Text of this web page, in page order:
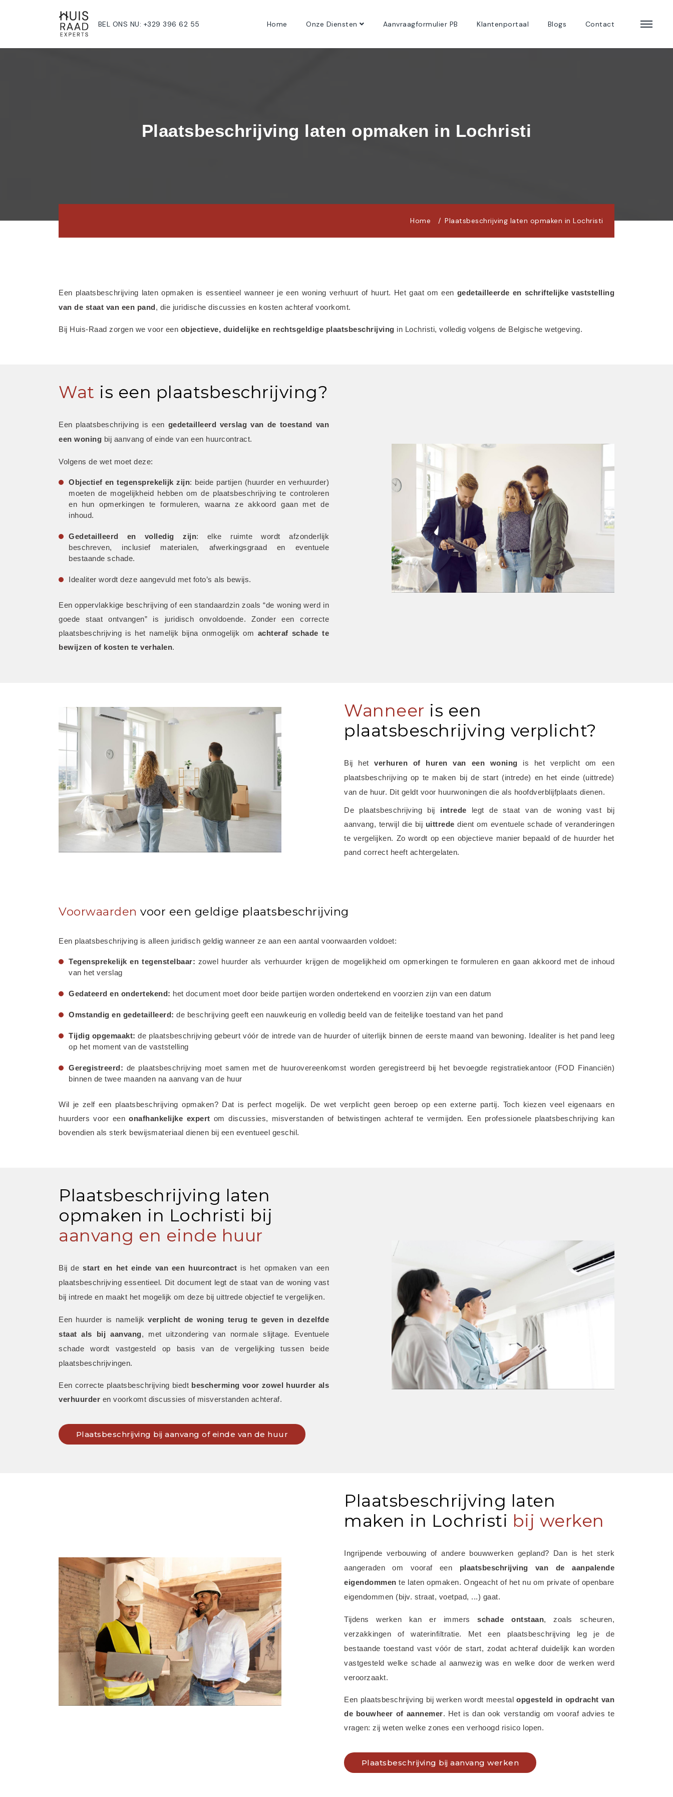
BEL ONS NU: +329 396 62 55 Home Onze Diensten Aanvraagformulier PB Klantenportaal Blogs Contact
Plaatsbeschrijving laten opmaken in Lochristi
Home Plaatsbeschrijving laten opmaken in Lochristi
Een plaatsbeschrijving laten opmaken is essentieel wanneer je een woning verhuurt of huurt. Het gaat om een gedetailleerde en schriftelijke vaststelling
van de staat van een pand , die juridische discussies en kosten achteraf voorkomt.
Bij Huis-Raad zorgen we voor een objectieve, duidelijke en rechtsgeldige plaatsbeschrijving in Lochristi, volledig volgens de Belgische wetgeving.
Wat is een plaatsbeschrijving?
Een plaatsbeschrijving is een gedetailleerd verslag van de toestand van
een woning bij aanvang of einde van een huurcontract.
Volgens de wet moet deze:
Objectief en tegensprekelijk zijn: beide partijen (huurder en verhuurder)
moeten de mogelijkheid hebben om de plaatsbeschrijving te controleren
en hun opmerkingen te formuleren, waarna ze akkoord gaan met de
inhoud.
Gedetailleerd en volledig zijn: elke ruimte wordt afzonderlijk
beschreven, inclusief materialen, afwerkingsgraad en eventuele
bestaande schade.
Idealiter wordt deze aangevuld met foto’s als bewijs.
Een oppervlakkige beschrijving of een standaardzin zoals “de woning werd in
goede staat ontvangen” is juridisch onvoldoende. Zonder een correcte
plaatsbeschrijving is het namelijk bijna onmogelijk om achteraf schade te
bewijzen of kosten te verhalen.
Wanneer is een
plaatsbeschrijving verplicht?
Bij het verhuren of huren van een woning is het verplicht om een
plaatsbeschrijving op te maken bij de start (intrede) en het einde (uittrede)
van de huur. Dit geldt voor huurwoningen die als hoofdverblijfplaats dienen.
De plaatsbeschrijving bij intrede legt de staat van de woning vast bij
aanvang, terwijl die bij uittrede dient om eventuele schade of veranderingen
te vergelijken. Zo wordt op een objectieve manier bepaald of de huurder het
pand correct heeft achtergelaten.
Voorwaarden voor een geldige plaatsbeschrijving
Een plaatsbeschrijving is alleen juridisch geldig wanneer ze aan een aantal voorwaarden voldoet:
Tegensprekelijk en tegenstelbaar: zowel huurder als verhuurder krijgen de mogelijkheid om opmerkingen te formuleren en gaan akkoord met de inhoud
van het verslag
Gedateerd en ondertekend: het document moet door beide partijen worden ondertekend en voorzien zijn van een datum
Omstandig en gedetailleerd: de beschrijving geeft een nauwkeurig en volledig beeld van de feitelijke toestand van het pand
Tijdig opgemaakt: de plaatsbeschrijving gebeurt vóór de intrede van de huurder of uiterlijk binnen de eerste maand van bewoning. Idealiter is het pand leeg
op het moment van de vaststelling
Geregistreerd: de plaatsbeschrijving moet samen met de huurovereenkomst worden geregistreerd bij het bevoegde registratiekantoor (FOD Financiën)
binnen de twee maanden na aanvang van de huur
Wil je zelf een plaatsbeschrijving opmaken? Dat is perfect mogelijk. De wet verplicht geen beroep op een externe partij. Toch kiezen veel eigenaars en
huurders voor een onafhankelijke expert om discussies, misverstanden of betwistingen achteraf te vermijden. Een professionele plaatsbeschrijving kan
bovendien als sterk bewijsmateriaal dienen bij een eventueel geschil.
Plaatsbeschrijving laten
opmaken in Lochristi bij
aanvang en einde huur
Bij de start en het einde van een huurcontract is het opmaken van een
plaatsbeschrijving essentieel. Dit document legt de staat van de woning vast
bij intrede en maakt het mogelijk om deze bij uittrede objectief te vergelijken.
Een huurder is namelijk verplicht de woning terug te geven in dezelfde
staat als bij aanvang, met uitzondering van normale slijtage. Eventuele
schade wordt vastgesteld op basis van de vergelijking tussen beide
plaatsbeschrijvingen.
Een correcte plaatsbeschrijving biedt bescherming voor zowel huurder als
verhuurder en voorkomt discussies of misverstanden achteraf.
Plaatsbeschrijving bij aanvang of einde van de huur
Plaatsbeschrijving laten
maken in Lochristi bij werken
Ingrijpende verbouwing of andere bouwwerken gepland? Dan is het sterk
aangeraden om vooraf een plaatsbeschrijving van de aanpalende
eigendommen te laten opmaken. Ongeacht of het nu om private of openbare
eigendommen (bijv. straat, voetpad, ...) gaat.
Tijdens werken kan er immers schade ontstaan, zoals scheuren,
verzakkingen of waterinfiltratie. Met een plaatsbeschrijving leg je de
bestaande toestand vast vóór de start, zodat achteraf duidelijk kan worden
vastgesteld welke schade al aanwezig was en welke door de werken werd
veroorzaakt.
Een plaatsbeschrijving bij werken wordt meestal opgesteld in opdracht van
de bouwheer of aannemer. Het is dan ook verstandig om vooraf advies te
vragen: zij weten welke zones een verhoogd risico lopen.
Plaatsbeschrijving bij aanvang werken